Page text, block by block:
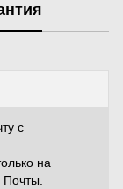
с
на